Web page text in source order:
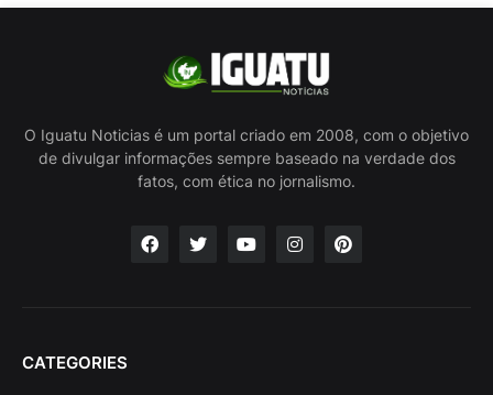
O Iguatu Noticias é um portal criado em 2008, com o objetivo
de divulgar informações sempre baseado na verdade dos
fatos, com ética no jornalismo.
CATEGORIES